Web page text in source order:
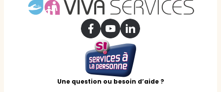
Une question ou besoin d’aide ?